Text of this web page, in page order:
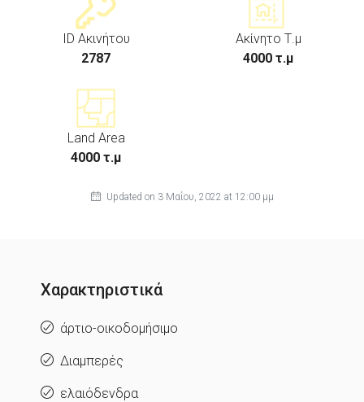
ID Ακινήτου
2787
Ακίνητο Τ.μ
4000 τ.μ
Land Area
4000 τ.μ
Updated on 3 Μαΐου, 2022 at 12:00 μμ
Χαρακτηριστικά
άρτιο-οικοδομήσιμο
Διαμπερές
ελαιόδενδρα